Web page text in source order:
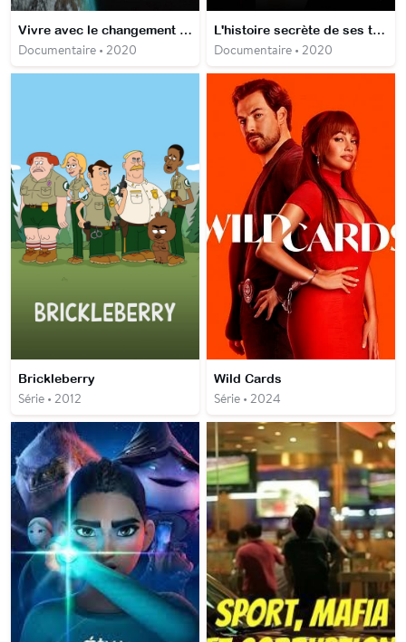
Vivre avec le changement climatique
Documentaire • 2020
L'histoire secrète de ses tubes
Documentaire • 2020
Brickleberry
Série • 2012
Wild Cards
Série • 2024